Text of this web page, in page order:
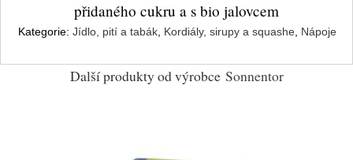
přidaného cukru a s bio jalovcem
Kategorie: Jídlo, pití a tabák Kordiály, sirupy a squashe Nápoje
Další produkty od výrobce Sonnentor